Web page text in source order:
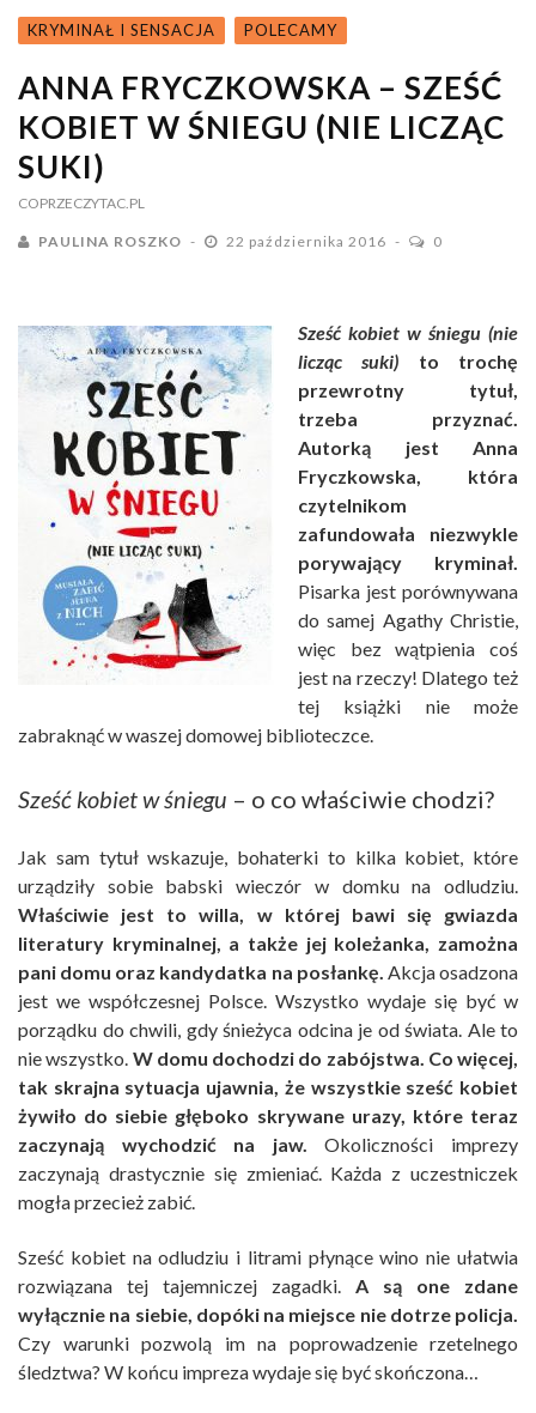
KRYMINAŁ I SENSACJA POLECAMY
ANNA FRYCZKOWSKA – SZEŚĆ
KOBIET W ŚNIEGU (NIE LICZĄC
SUKI)
COPRZECZYTAC.PL
PAULINA ROSZKO 22 października 2016 0
Sześć kobiet w śniegu (nie
licząc suki) to trochę
przewrotny tytuł,
trzeba przyznać.
Autorką jest Anna
Fryczkowska, która
czytelnikom
zafundowała niezwykle
porywający kryminał.
Pisarka jest porównywana
do samej Agathy Christie,
więc bez wątpienia coś
jest na rzeczy! Dlatego też
tej książki nie może
zabraknąć w waszej domowej biblioteczce.
Sześć kobiet w śniegu – o co właściwie chodzi?
Jak sam tytuł wskazuje, bohaterki to kilka kobiet, które
urządziły sobie babski wieczór w domku na odludziu.
Właściwie jest to willa, w której bawi się gwiazda
literatury kryminalnej, a także jej koleżanka, zamożna
pani domu oraz kandydatka na posłankę. Akcja osadzona
jest we współczesnej Polsce. Wszystko wydaje się być w
porządku do chwili, gdy śnieżyca odcina je od świata. Ale to
nie wszystko. W domu dochodzi do zabójstwa. Co więcej,
tak skrajna sytuacja ujawnia, że wszystkie sześć kobiet
żywiło do siebie głęboko skrywane urazy, które teraz
zaczynają wychodzić na jaw. Okoliczności imprezy
zaczynają drastycznie się zmieniać. Każda z uczestniczek
mogła przecież zabić.
Sześć kobiet na odludziu i litrami płynące wino nie ułatwia
rozwiązana tej tajemniczej zagadki. A są one zdane
wyłącznie na siebie, dopóki na miejsce nie dotrze policja.
Czy warunki pozwolą im na poprowadzenie rzetelnego
śledztwa? W końcu impreza wydaje się być skończona…